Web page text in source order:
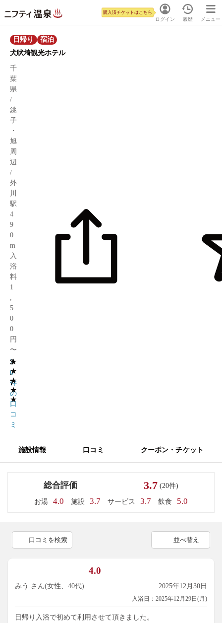
ログイン
購入済チケットはこちら
履歴 メニュー
日帰り
宿泊
犬吠埼観光ホテル
千
葉
県
/
銚
子
・
旭
周
辺
/
外
川
駅
4
9
0
m
入
浴
料
1
5
0
0
円
〜
★
★
★
★
★
3
.
7
2
0
件
の
口
コ
ミ
施設情報 口コミ クーポン・チケット
総合評価 3.7 (20件)
お湯 4.0 施設 3.7 サービス 3.7 飲食 5.0
口コミを検索 並べ替え
4.0
みう さん(女性、40代) 2025年12月30日
入浴日：2025年12月29日(月)
日帰り入浴で初めて利用させて頂きました。